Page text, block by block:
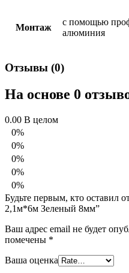
Монтаж
с помощью
алюминия
Отзывы (0)
На основе 0
0.00 В целом
0%
0%
0%
0%
0%
Будьте первым, кто оставил
2,1м*6м Зеленый 8мм”
Ваш адрес email не будет
помечены *
Ваша оценка